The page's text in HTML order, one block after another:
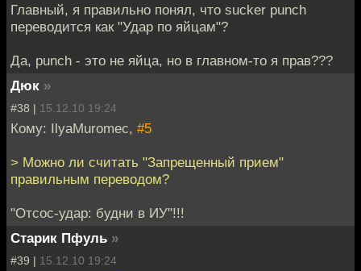
Главный, я правильно понял, что sucker punch
переводится как "Удар по яйцам"?
Да, punch - это не яйца, но в главном-то я прав???
Дюк »
#38 | 15.12.10 19:24
Кому: IlyaMuromec, #5
> Можно ли считать "Запрещенный прием"
правильным переводом?
"Отсос-удар: будни в ИУ"!!!
Старик Пфуль »
#39 | 15.12.10 19:24